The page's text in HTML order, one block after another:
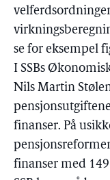
se for eksempel
I SSBs
Nils Martin
finanser. På
finanser med